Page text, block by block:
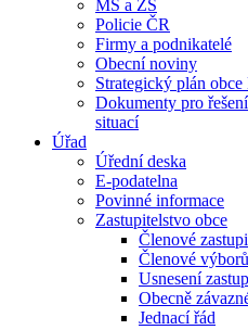
MŠ a ZŠ
Policie ČR
Firmy a podnikatelé
Obecní noviny
Strategický plán
Dokumenty pro
situací
Úřad
Úřední deska
E-podatelna
Povinné informace
Zastupitelstvo obce
Členové
Členové výborů
Usnesení
Obecně
Jednací řád